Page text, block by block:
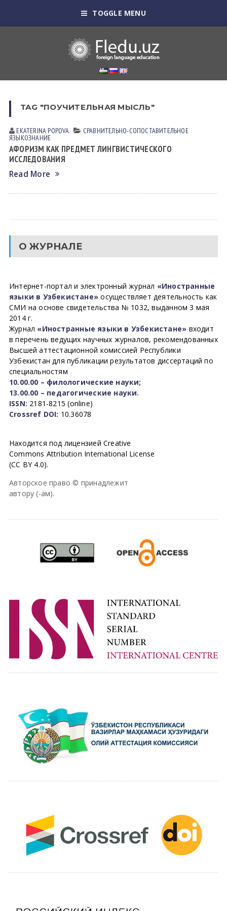
TOGGLE MENU
TAG "ПОУЧИТЕЛЬНАЯ МЫСЛЬ"
EKATERINA POPOVA СРАВНИТЕЛЬНО-СОПОСТАВИТЕЛЬНОЕ
ЯЗЫКОЗНАНИЕ
АФОРИЗМ КАК ПРЕДМЕТ ЛИНГВИСТИЧЕСКОГО
ИССЛЕДОВАНИЯ
Read More
О ЖУРНАЛЕ
Интернет-портал и электронный журнал «Иностранные
языки в Узбекистане» осуществляет деятельность как
СМИ на основе свидетельства № 1032, выданном 3 мая
2014 г.
Журнал «Иностранные языки в Узбекистане» входит
в перечень ведущих научных журналов, рекомендованных
Высшей аттестационной комиссией Республики
Узбекистан для публикации результатов диссертаций по
специальностям
10.00.00 – филологические науки;
13.00.00 – педагогические науки.
ISSN: 2181-8215 (online)
Crossref DOI: 10.36078
Находится под лицензией Creative
Commons Attribution International License
(CC BY 4.0).
Авторское право © принадлежит
автору (-ам).